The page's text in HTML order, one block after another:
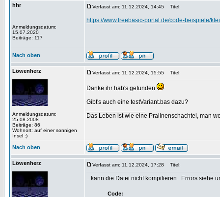
hhr
Anmeldungsdatum:
15.07.2020
Beiträge: 117
Verfasst am: 11.12.2024, 14:45 Titel:
https://www.freebasic-portal.de/code-beispiele/
Nach oben
Löwenherz
Anmeldungsdatum:
25.08.2008
Beiträge: 86
Wohnort: auf einer sonnigen
Insel :)
Verfasst am: 11.12.2024, 15:55 Titel:
Danke ihr hab's gefunden
Gibt's auch eine testVariant.bas dazu?
Das Leben ist wie eine Pralinenschachtel, man
Nach oben
Löwenherz Verfasst am: 11.12.2024, 17:28 Titel:
.. kann die Datei nicht kompilieren.. Errors siehe
Code: